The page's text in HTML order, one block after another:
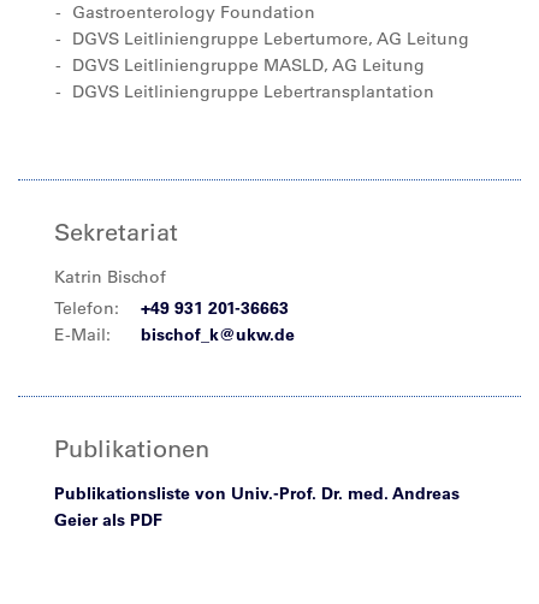
Gastroenterology Foundation
DGVS Leitliniengruppe Lebertumore, AG Leitung
DGVS Leitliniengruppe MASLD, AG Leitung
DGVS Leitliniengruppe Lebertransplantation
Sekretariat
Katrin Bischof
Telefon:
+49 931 201-36663
E-Mail:
bischof_k@ukw.de
Publikationen
Publikationsliste von Univ.-Prof. Dr. med. Andreas
Geier als PDF